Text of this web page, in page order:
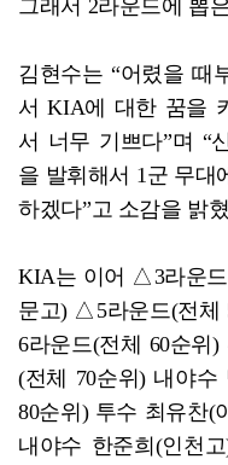
그래서 2라운드에 뽑
김현수는 “어렸을 때
서 KIA에 대한 꿈을
서 너무 기쁘다”며 “
을 발휘해서 1군 무대
하겠다”고 소감을 밝
KIA는 이어 △3라운드
문고) △5라운드(전체
6라운드(전체 60순위
(전체 70순위) 내야
80순위) 투수 최유찬(
내야수 한준희(인천